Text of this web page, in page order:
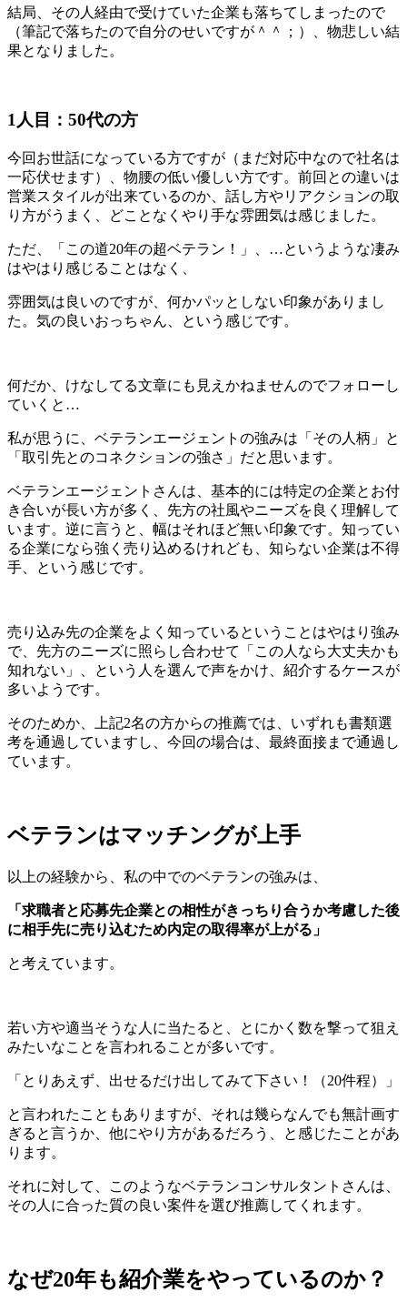
結局、その人経由で受けていた企業も落ちてしまったので
（筆記で落ちたので自分のせいですが＾＾；）、物悲しい結
果となりました。
1人目：50代の方
今回お世話になっている方ですが（まだ対応中なので社名は
一応伏せます）、物腰の低い優しい方です。前回との違いは
営業スタイルが出来ているのか、話し方やリアクションの取
り方がうまく、どことなくやり手な雰囲気は感じました。
ただ、「この道20年の超ベテラン！」、…というような凄み
はやはり感じることはなく、
雰囲気は良いのですが、何かパッとしない印象がありまし
た。気の良いおっちゃん、という感じです。
何だか、けなしてる文章にも見えかねませんのでフォローし
ていくと…
私が思うに、ベテランエージェントの強みは「その人柄」と
「取引先とのコネクションの強さ」だと思います。
ベテランエージェントさんは、基本的には特定の企業とお付
き合いが長い方が多く、先方の社風やニーズを良く理解して
います。逆に言うと、幅はそれほど無い印象です。知ってい
る企業になら強く売り込めるけれども、知らない企業は不得
手、という感じです。
売り込み先の企業をよく知っているということはやはり強み
で、先方のニーズに照らし合わせて「この人なら大丈夫かも
知れない」、という人を選んで声をかけ、紹介するケースが
多いようです。
そのためか、上記2名の方からの推薦では、いずれも書類選
考を通過していますし、今回の場合は、最終面接まで通過し
ています。
ベテランはマッチングが上手
以上の経験から、私の中でのベテランの強みは、
「求職者と応募先企業との相性がきっちり合うか考慮した後
に相手先に売り込むため内定の取得率が上がる」
と考えています。
若い方や適当そうな人に当たると、とにかく数を撃って狙え
みたいなことを言われることが多いです。
「とりあえず、出せるだけ出してみて下さい！（20件程）」
と言われたこともありますが、それは幾らなんでも無計画す
ぎると言うか、他にやり方があるだろう、と感じたことがあ
ります。
それに対して、このようなベテランコンサルタントさんは、
その人に合った質の良い案件を選び推薦してくれます。
なぜ20年も紹介業をやっているのか？